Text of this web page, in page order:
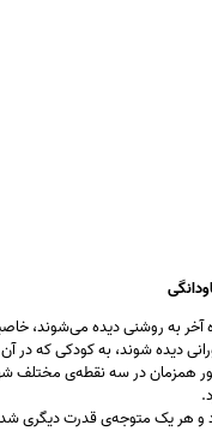
به روشنی دیده می‌شوند،
دیده شوند، به کودکی که در
در سه نقطه‌ی مختلف شهر
و هر یک متوجه‌ی قدرت دیگری